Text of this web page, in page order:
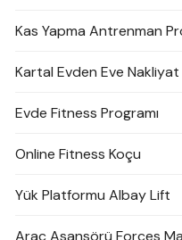
Kas Yapma Antrenman
Kartal Evden Eve Nakliyat
Evde Fitness Programı
Online Fitness Koçu
Yük Platformu Albay Lift
Araç Asansörü Forces